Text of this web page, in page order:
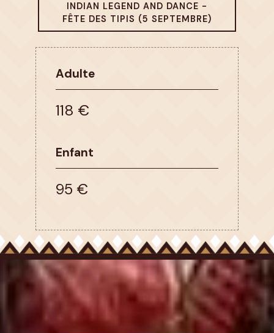
INDIAN LEGEND AND DANCE -
FÊTE DES TIPIS (5 SEPTEMBRE)
Adulte
118 €
Enfant
95 €